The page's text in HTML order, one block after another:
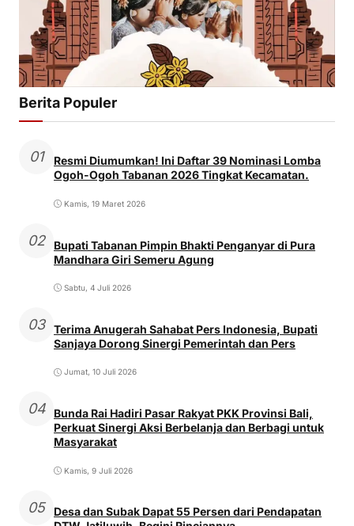
Berita Populer
01
Resmi Diumumkan! Ini Daftar 39 Nominasi Lomba
Ogoh-Ogoh Tabanan 2026 Tingkat Kecamatan.
Kamis, 19 Maret 2026
02
Bupati Tabanan Pimpin Bhakti Penganyar di Pura
Mandhara Giri Semeru Agung
Sabtu, 4 Juli 2026
03
Terima Anugerah Sahabat Pers Indonesia, Bupati
Sanjaya Dorong Sinergi Pemerintah dan Pers
Jumat, 10 Juli 2026
04
Bunda Rai Hadiri Pasar Rakyat PKK Provinsi Bali,
Perkuat Sinergi Aksi Berbelanja dan Berbagi untuk
Masyarakat
Kamis, 9 Juli 2026
05
Desa dan Subak Dapat 55 Persen dari Pendapatan